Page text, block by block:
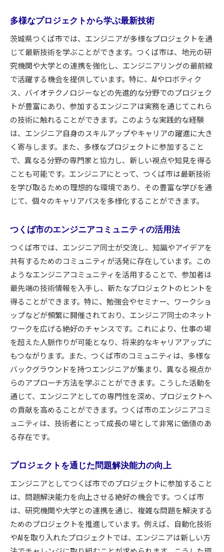
個人スキルと市場ニーズのマッチング方法
エンジニアに必要な柔軟性の養い方
技術イベントやセミナーの活用法
つくば市でのイノベーション事例
技術革新を推進するための体制
エンジニアにとって理想的なつくば市の環境
住みやすい都市づくりの取り組み
エンジニア向け福利厚生の紹介
つくば市の魅力的な居住環境
家族と共に暮らしやすい地域
エンジニアのライフワークバランス実現法
つくば市での長期的なキャリア形成
未来を見据えた技術の習得法
技術トレンドの変遷と学びの場
他地域と差別化するつくば市の強み
業界リーダーからのフィードバック活用法
つくば市での技術競争の現状
最新技術トレンドを活用したプロジェクト紹介
都心からのアクセス良好なつくば市でのキャリアア
ップ方法
交通の便を活かした働き方
通勤時間を有効活用するアイデア
つくば市でのリモートワークの現状
都心とのビジネス連携の可能性
キャリアアップに役立つつくば市の施設
長期的なキャリア戦略の策定方法
多様なプロジェクトから学ぶ最新技術
茨城県つくば市では、エンジニアが多様なプロジェクトを通
じて最新技術を学ぶことができます。つくば市は、地元の研
究機関や大学との連携を強化し、エンジニアリングの最前線
で活躍する機会を提供しています。特に、AIやロボティク
ス、バイオテクノロジーなどの先進的な分野でのプロジェク
トが豊富にあり、参加するエンジニアは実務を通じてこれら
の技術に触れることができます。このような実践的な経験
は、エンジニア自身のスキルアップやキャリアの躍進に大き
く寄与します。また、多様なプロジェクトに参加すること
で、異なる分野の専門家と協力し、新しい視点や知見を得る
ことも可能です。エンジニアにとって、つくば市は最新技術
を学び取るための理想的な環境であり、その豊富な学びを通
じて、個々のキャリアパスを多様化することができます。
つくば市のエンジニアコミュニティの活用法
つくば市では、エンジニア同士が交流し、知識やアイデアを
共有するためのコミュニティが活発に存在しています。この
ようなエンジニアコミュニティを活用することで、参加者は
最先端の技術情報を入手し、新たなプロジェクトのヒントを
得ることができます。特に、勉強会やセミナー、ワークショ
ップなどが頻繁に開催されており、エンジニア同士のネット
ワークを広げる絶好のチャンスです。これにより、仕事の場
を超えた人脈作りが可能となり、将来的なキャリアアップに
もつながります。また、つくば市のコミュニティは、多様な
バックグラウンドを持つエンジニアが集まり、異なる視点か
らのアプローチ方法を学ぶことができます。こうした活動を
通じて、エンジニアとしての専門性を深め、プロジェクトへ
の貢献を高めることができます。つくば市のエンジニアコミ
ュニティは、技術者にとって成長の場として非常に価値のあ
る存在です。
プロジェクトを通じた問題解決能力の向上
エンジニアとしてつくば市でのプロジェクトに参加すること
は、問題解決能力を向上させる絶好の機会です。つくば市
は、研究機関や大学との連携を通じ、複雑な問題を解決する
ためのプロジェクトを推進しています。例えば、自動化技術
やAIを取り入れたプロジェクトでは、エンジニアは新しい方